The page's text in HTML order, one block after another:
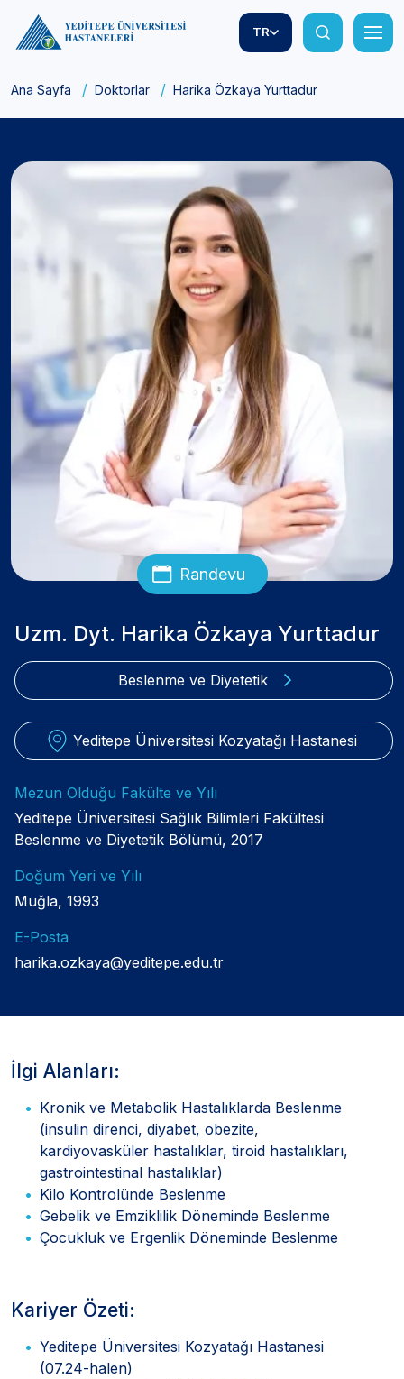
TR
Ana Sayfa Doktorlar Harika Özkaya Yurttadur
Randevu
Uzm. Dyt. Harika Özkaya Yurttadur
Beslenme ve Diyetetik
Yeditepe Üniversitesi Kozyatağı Hastanesi
Mezun Olduğu Fakülte ve Yılı
Yeditepe Üniversitesi Sağlık Bilimleri Fakültesi
Beslenme ve Diyetetik Bölümü, 2017
Doğum Yeri ve Yılı
Muğla, 1993
E-Posta
harika.ozkaya@yeditepe.edu.tr
İlgi Alanları:
Kronik ve Metabolik Hastalıklarda Beslenme
(insulin direnci, diyabet, obezite,
kardiyovasküler hastalıklar, tiroid hastalıkları,
gastrointestinal hastalıklar)
Kilo Kontrolünde Beslenme
Gebelik ve Emziklilik Döneminde Beslenme
Çocukluk ve Ergenlik Döneminde Beslenme
Kariyer Özeti:
Yeditepe Üniversitesi Kozyatağı Hastanesi
(07.24-halen)